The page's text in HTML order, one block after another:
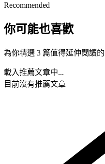
Recommended
你可能也喜歡
為你精選 3 篇值得延伸閱讀
載入推薦文章中...
目前沒有推薦文章